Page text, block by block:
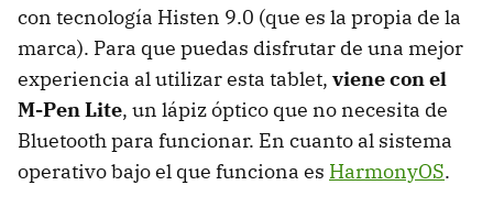
con tecnología Histen 9.0 (que es la propia de la
marca). Para que puedas disfrutar de una mejor
experiencia al utilizar esta tablet, viene con el
M-Pen Lite, un lápiz óptico que no necesita de
Bluetooth para funcionar. En cuanto al sistema
operativo bajo el que funciona es HarmonyOS.